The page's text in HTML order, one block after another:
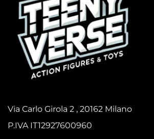
Via Carlo Girola 2 , 20162 Milano
P.IVA IT12927600960